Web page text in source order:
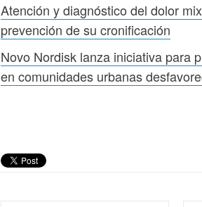
Atención y diagnóstico del dolor
prevención de su cronificación
Novo Nordisk lanza iniciativa para
en comunidades urbanas